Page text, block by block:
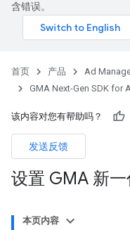
含错误。
首页 产品 Ad
GMA Next-Gen SDK for
该内容对您有帮助吗？
发送反馈
设置 GMA 新一
本页内容